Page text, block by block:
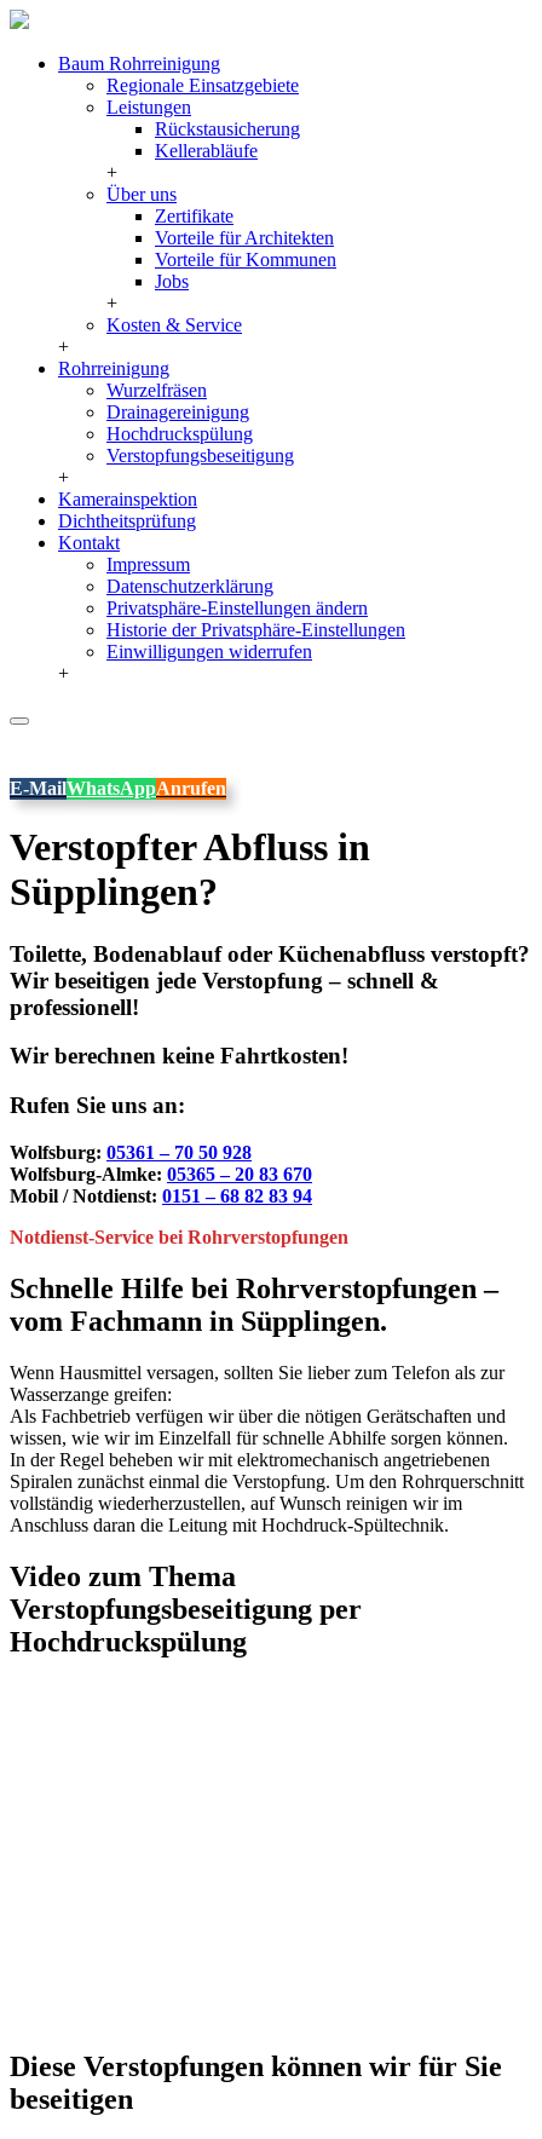
Baum Rohrreinigung
Regionale Einsatzgebiete
Leistungen
Rückstausicherung
Kellerabläufe
+
Über uns
Zertifikate
Vorteile für Architekten
Vorteile für Kommunen
Jobs
+
Kosten & Service
+
Rohrreinigung
Wurzelfräsen
Drainagereinigung
Hochdruckspülung
Verstopfungsbeseitigung
+
Kamerainspektion
Dichtheitsprüfung
Kontakt
Impressum
Datenschutzerklärung
Privatsphäre-Einstellungen ändern
Historie der Privatsphäre-Einstellungen
Einwilligungen widerrufen
+
E-MailWhatsAppAnrufen
Verstopfter Abfluss in
Süpplingen?
Toilette, Bodenablauf oder Küchenabfluss verstopft?
Wir beseitigen jede Verstopfung – schnell &
professionell!
Wir berechnen keine Fahrtkosten!
Rufen Sie uns an:
Wolfsburg: 05361 – 70 50 928
Wolfsburg-Almke: 05365 – 20 83 670
Mobil / Notdienst: 0151 – 68 82 83 94
Notdienst-Service bei Rohrverstopfungen
Schnelle Hilfe bei Rohrverstopfungen –
vom Fachmann in Süpplingen.
Wenn Hausmittel versagen, sollten Sie lieber zum Telefon als zur
Wasserzange greifen:
Als Fachbetrieb verfügen wir über die nötigen Gerätschaften und
wissen, wie wir im Einzelfall für schnelle Abhilfe sorgen können.
In der Regel beheben wir mit elektromechanisch angetriebenen
Spiralen zunächst einmal die Verstopfung. Um den Rohrquerschnitt
vollständig wiederherzustellen, auf Wunsch reinigen wir im
Anschluss daran die Leitung mit Hochdruck-Spültechnik.
Video zum Thema
Verstopfungsbeseitigung per
Hochdruckspülung
Diese Verstopfungen können wir für Sie
beseitigen